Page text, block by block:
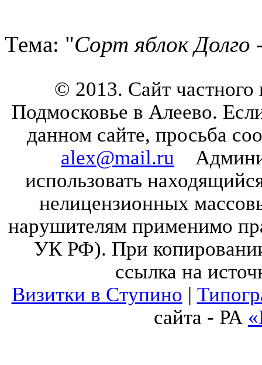
Тема: "Сорт яблок Долго
© 2013. Сайт частного
Подмосковье в Алеево.
данном сайте, просьба
alex@mail.ru
использовать
нелицензионных
нарушителям применимо
УК РФ). При копировании
ссылка на
Визитки в Ступино |
сайта - РА